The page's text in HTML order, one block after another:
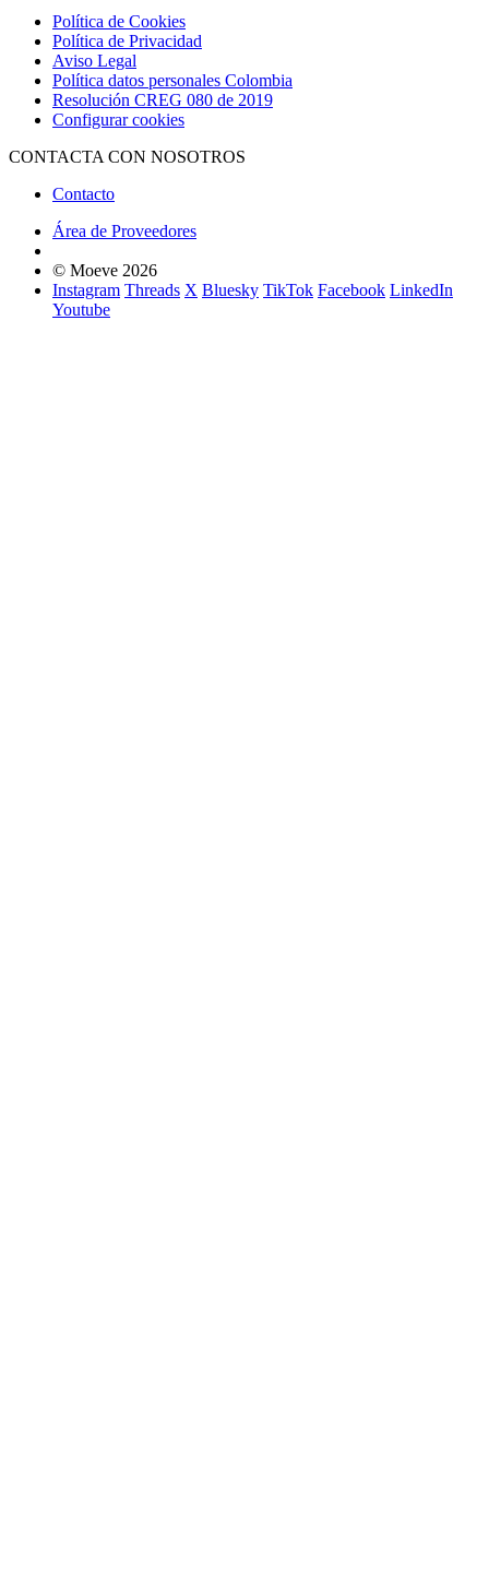
Política de Cookies
Política de Privacidad
Aviso Legal
Política datos personales Colombia
Resolución CREG 080 de 2019
Configurar cookies
CONTACTA CON NOSOTROS
Contacto
Área de Proveedores
© Moeve 2026
Instagram Threads X Bluesky TikTok Facebook LinkedIn
Youtube